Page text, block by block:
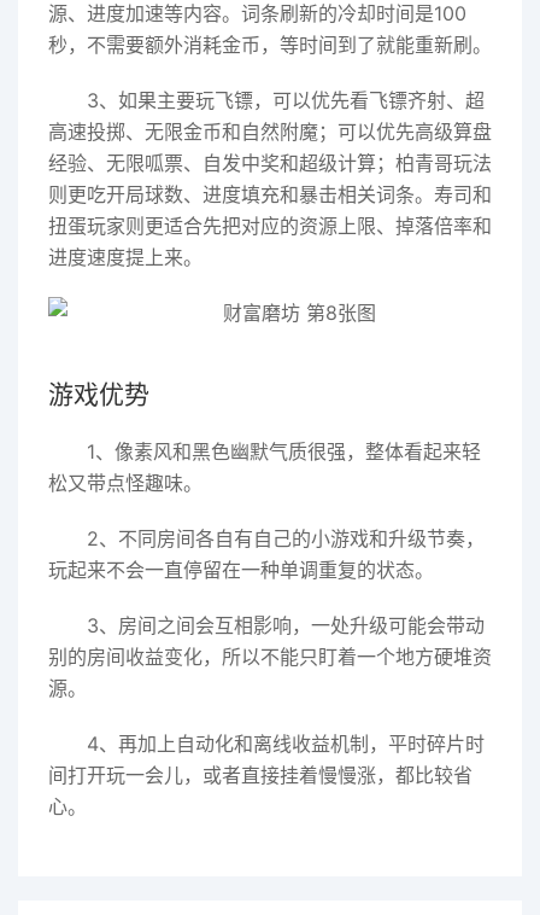
源、进度加速等内容。词条刷新的冷却时间是100
秒，不需要额外消耗金币，等时间到了就能重新刷。
3、如果主要玩飞镖，可以优先看飞镖齐射、超
高速投掷、无限金币和自然附魔；可以优先高级算盘
经验、无限呱票、自发中奖和超级计算；柏青哥玩法
则更吃开局球数、进度填充和暴击相关词条。寿司和
扭蛋玩家则更适合先把对应的资源上限、掉落倍率和
进度速度提上来。
游戏优势
1、像素风和黑色幽默气质很强，整体看起来轻
松又带点怪趣味。
2、不同房间各自有自己的小游戏和升级节奏，
玩起来不会一直停留在一种单调重复的状态。
3、房间之间会互相影响，一处升级可能会带动
别的房间收益变化，所以不能只盯着一个地方硬堆资
源。
4、再加上自动化和离线收益机制，平时碎片时
间打开玩一会儿，或者直接挂着慢慢涨，都比较省
心。